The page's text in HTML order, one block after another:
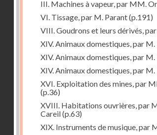
III. Machines à vapeur, par MM.
VI. Tissage, par M. Parant(p.191)
VIII. Goudrons et leurs dérivés,
XIV. Animaux domestiques, par M.
XIV. Animaux domestiques, par M.
XIV. Animaux domestiques, par M.
XVI. Exploitation des mines, par
(p.36)
XVIII. Habitations ouvrières, par
Careil(p.63)
XIX. Instruments de musique, par